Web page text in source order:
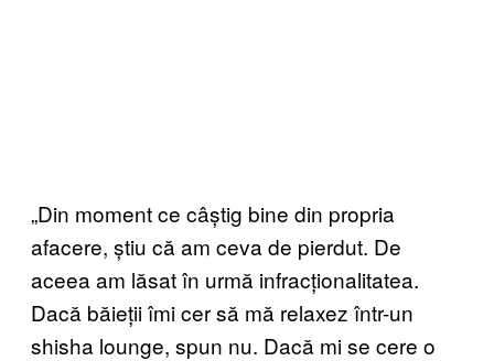
„Din moment ce câștig bine din propria
afacere, știu că am ceva de pierdut. De
aceea am lăsat în urmă infracționalitatea.
Dacă băieții îmi cer să mă relaxez într-un
shisha lounge, spun nu. Dacă mi se cere o